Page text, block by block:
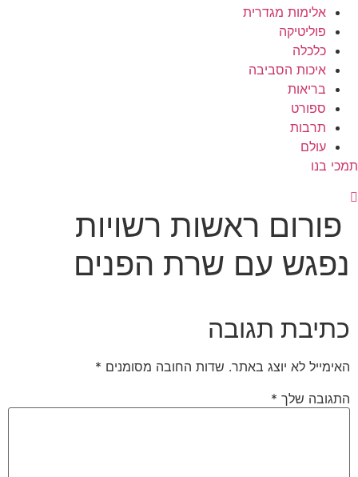
אלימות מגדרית
פוליטיקה
כלכלה
איכות הסביבה
בריאות
ספורט
תרבות
עולם
תמכי בנו
פורום ראשות רשויות
נפגש עם שרת הפנים
כתיבת תגובה
האימייל לא יוצג באתר. שדות החובה מסומנים *
התגובה שלך *